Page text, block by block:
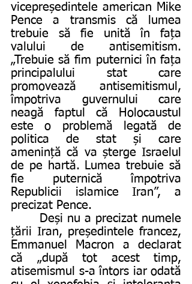
vicepreședintele american Mike
Pence a transmis că lumea
trebuie să fie unită în fața
valului de antisemitism.
„Trebuie să fim puternici în fața
principalului stat care
promovează antisemitismul,
împotriva guvernului care
neagă faptul că Holocaustul
este o problemă legată de
politica de stat și care
amenință că va șterge Israelul
de pe hartă. Lumea trebuie să
fie puternică împotriva
Republicii islamice Iran”, a
precizat Pence.
țării Iran, președintele francez,
Emmanuel Macron a declarat
că „după tot acest timp,
atisemismul s-a întors iar odată